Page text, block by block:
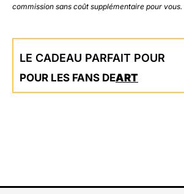
commission sans coût supplémentaire pour vous.
LE CADEAU PARFAIT POUR
POUR LES FANS DEART